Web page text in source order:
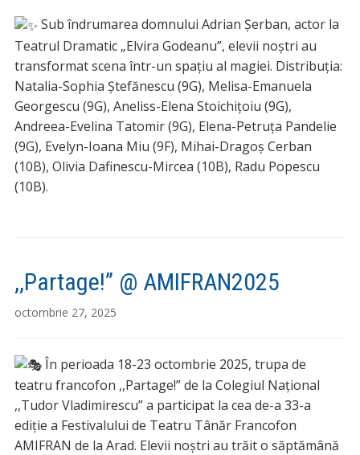
Sub îndrumarea domnului Adrian Șerban, actor la
Teatrul Dramatic „Elvira Godeanu”, elevii noștri au
transformat scena într-un spațiu al magiei. Distribuția:
Natalia-Sophia Ştefănescu (9G), Melisa-Emanuela
Georgescu (9G), Aneliss-Elena Stoichiţoiu (9G),
Andreea-Evelina Tatomir (9G), Elena-Petruţa Pandelie
(9G), Evelyn-Ioana Miu (9F), Mihai-Dragoş Cerban
(10B), Olivia Dafinescu-Mircea (10B), Radu Popescu
(10B).
,,Partage!” @ AMIFRAN2025
octombrie 27, 2025
În perioada 18-23 octombrie 2025, trupa de
teatru francofon ,,Partage!” de la Colegiul Național
,,Tudor Vladimirescu” a participat la cea de-a 33-a
ediție a Festivalului de Teatru Tânăr Francofon
AMIFRAN de la Arad. Elevii noștri au trăit o săptămână